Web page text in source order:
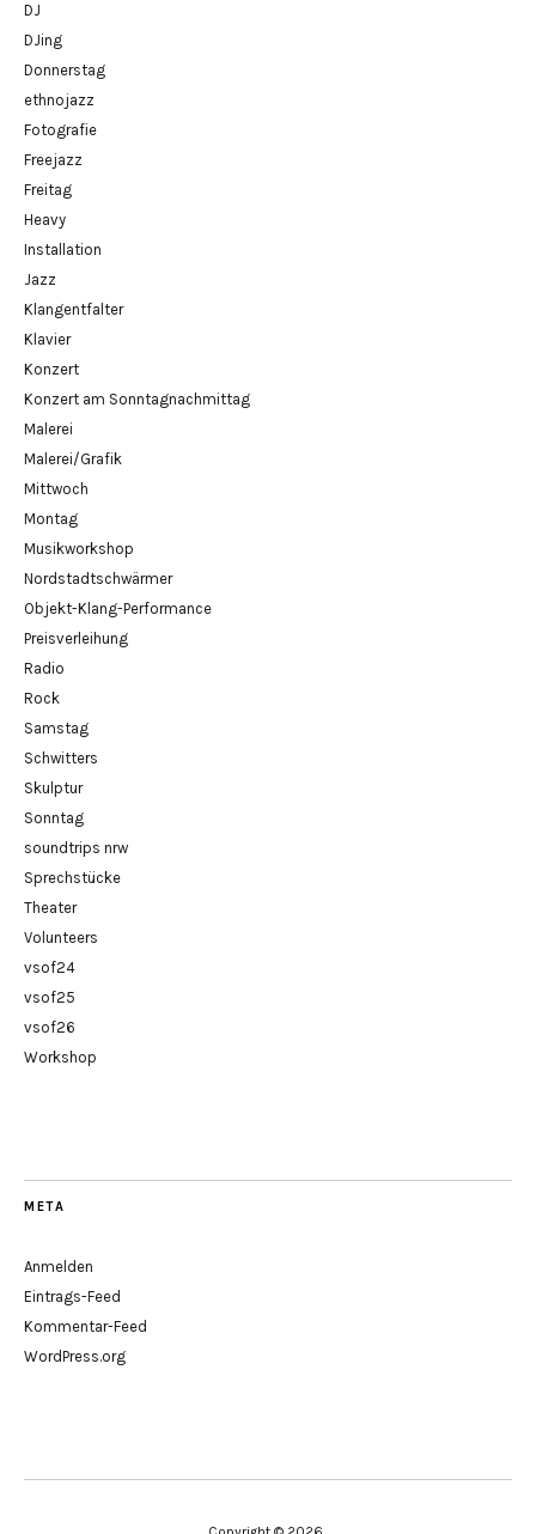
DJ
DJing
Donnerstag
ethnojazz
Fotografie
Freejazz
Freitag
Heavy
Installation
Jazz
Klangentfalter
Klavier
Konzert
Konzert am Sonntagnachmittag
Malerei
Malerei/Grafik
Mittwoch
Montag
Musikworkshop
Nordstadtschwärmer
Objekt-Klang-Performance
Preisverleihung
Radio
Rock
Samstag
Schwitters
Skulptur
Sonntag
soundtrips nrw
Sprechstücke
Theater
Volunteers
vsof24
vsof25
vsof26
Workshop
META
Anmelden
Eintrags-Feed
Kommentar-Feed
WordPress.org